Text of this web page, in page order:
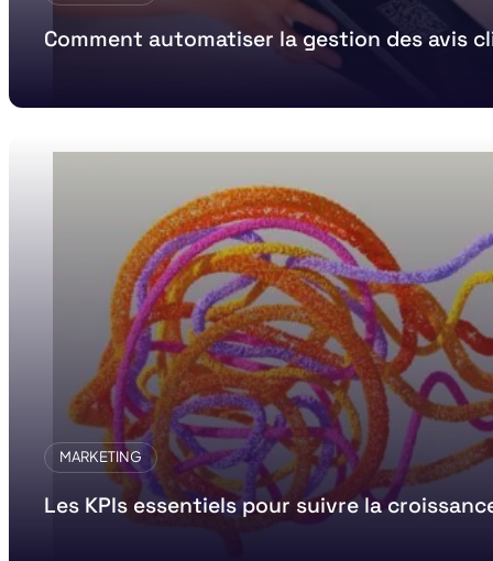
Comment automatiser la gestion des avis
MARKETING
Les KPIs essentiels pour suivre la